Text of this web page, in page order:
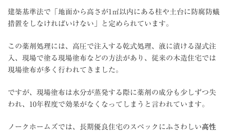
建築基準法で「地面から高さが1㎡以内にある柱や土台に防腐防蟻
措置をしなければいけない」と定められています。
この薬剤処理には、高圧で注入する乾式処理、液に漬ける湿式注
入、現場で塗る現場塗布などの方法があり、従来の木造住宅では
現場塗布が多く行われてきました。
ですが、現場塗布は水分が蒸発する際に薬剤の成分も少しずつ失
われ、10年程度で効果がなくなってしまうと言われています。
ノークホームズでは、長期優良住宅のスペックにふさわしい高性